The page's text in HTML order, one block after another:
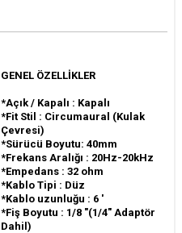
GENEL ÖZELLİKLER
*Açık / Kapalı : Kapalı
*Fit Stil : Circumaural (Kulak
Çevresi)
*Sürücü Boyutu: 40mm
*Frekans Aralığı : 20Hz-20kHz
*Empedans : 32 ohm
*Kablo Tipi : Düz
*Kablo uzunluğu : 6 '
*Fiş Boyutu : 1/8 "(1/4" Adaptör
Dahil)